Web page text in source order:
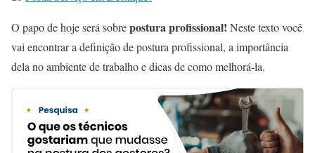
O papo de hoje será sobrepostura profissional! Neste texto você
vai encontrar a definição de postura profissional, a importância
dela no ambiente de trabalho e dicas de como melhorá-la.